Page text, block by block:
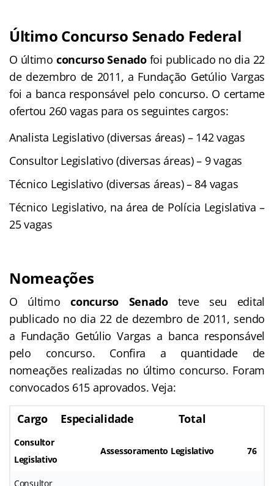
Último Concurso Senado Federal
O último concurso Senadofoi publicado no dia 22
de dezembro de 2011, a Fundação Getúlio Vargas
foi a banca responsável pelo concurso. O certame
ofertou 260 vagas para os seguintes cargos:
Analista Legislativo (diversas áreas) – ‭142 vagas
Consultor Legislativo (diversas áreas) – 9 vagas
Técnico Legislativo (diversas áreas) – 84 vagas
Técnico Legislativo, na área de Polícia Legislativa –
25 vagas
Nomeações
O últimoconcurso Senadoteve seu edital
publicado no dia 22 de dezembro de 2011, sendo
a Fundação Getúlio Vargas a banca responsável
pelo concurso. Confira a quantidade de
nomeações realizadas no último concurso. Foram
convocados 615 aprovados. Veja:
Cargo Especialidade Total
Consultor
Legislativo
Assessoramento Legislativo 76
Consultor